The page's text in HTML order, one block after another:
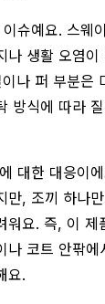
슈예요. 스웨
나 생활 오염
나 퍼 부분은
방식에 따라
대한 대응이
만, 조끼 하나
워요. 즉, 이 제
나 코트 안팎에
요.